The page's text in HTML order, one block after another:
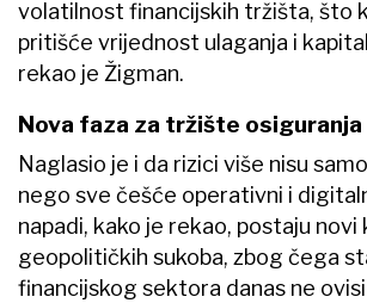
volatilnost financijskih tržišta, što
pritišće vrijednost ulaganja i
rekao je Žigman.
Nova faza za tržište osiguranja
Naglasio je i da rizici više nisu
nego sve češće operativni i
napadi, kako je rekao, postaju novi
geopolitičkih sukoba, zbog čega
financijskog sektora danas ne